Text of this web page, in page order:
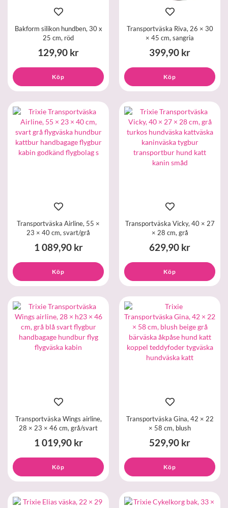
Bakform silikon hundben, 30 x
25 cm, röd
129,90 kr
Köp
Transportväska Riva, 26 × 30
× 45 cm, sangria
399,90 kr
Köp
Transportväska Airline, 55 ×
23 × 40 cm, svart/grå
1 089,90 kr
Köp
Transportväska Vicky, 40 × 27
× 28 cm, grå
629,90 kr
Köp
Transportväska Wings airline,
28 × 23 × 46 cm, grå/svart
1 019,90 kr
Köp
Transportväska Gina, 42 × 22
× 58 cm, blush
529,90 kr
Köp